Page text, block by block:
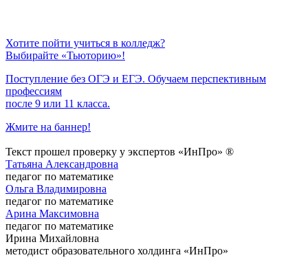
Хотите пойти учиться в колледж?
Выбирайте «Тьюторию»!
Поступление без ОГЭ и ЕГЭ. Обучаем перспективным
профессиям
после 9 или 11 класса.
Жмите на баннер!
Текст прошел проверку у экспертов «ИнПро» ®
Татьяна Александровна
педагог по математике
Ольга Владимировна
педагог по математике
Арина Максимовна
педагог по математике
Ирина Михайловна
методист образовательного холдинга «ИнПро»